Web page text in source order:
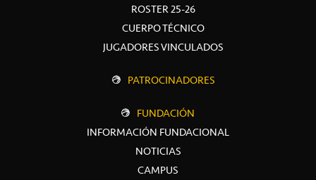
ROSTER 25-26
CUERPO TÉCNICO
JUGADORES VINCULADOS
PATROCINADORES
FUNDACIÓN
INFORMACIÓN FUNDACIONAL
NOTICIAS
CAMPUS